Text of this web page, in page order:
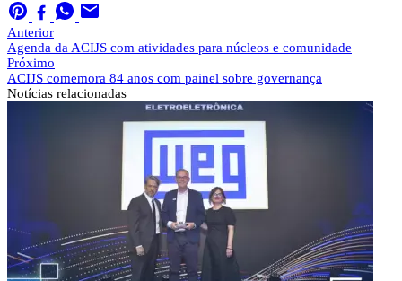
Anterior
Agenda da ACIJS com atividades para núcleos e comunidade
Próximo
ACIJS comemora 84 anos com painel sobre governança
Notícias relacionadas